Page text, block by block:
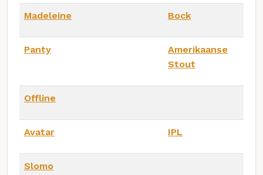
Madeleine Bock
Panty
Amerikaanse
Stout
Offline
Avatar IPL
Slomo